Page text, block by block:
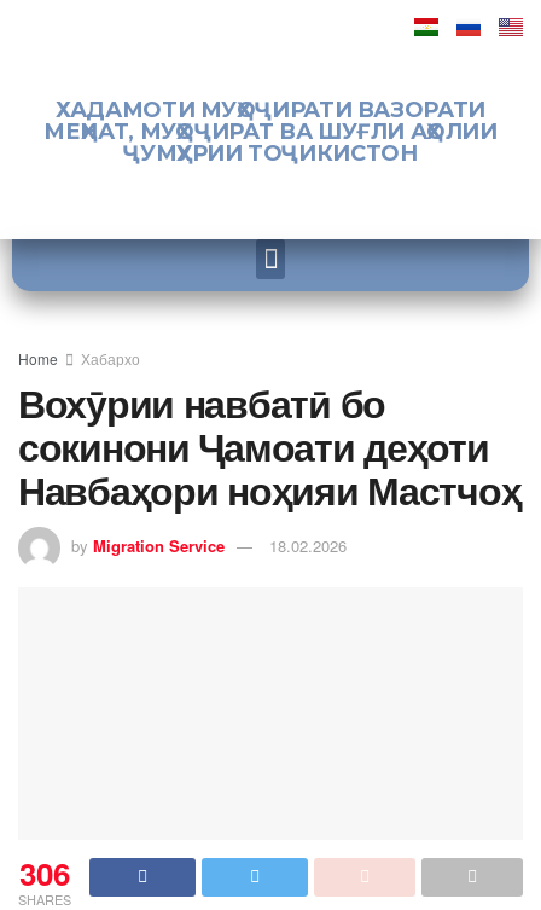
ХАДАМОТИ МУҲОҶИРАТИ ВАЗОРАТИ
МЕҲНАТ, МУҲОҶИРАТ ВА ШУҒЛИ АҲОЛИИ
ҶУМҲУРИИ ТОҶИКИСТОН
Home Хабархо
Вохӯрии навбатӣ бо
сокинони Ҷамоати деҳоти
Навбаҳори ноҳияи Мастчоҳ
by Migration Service 18.02.2026
306
SHARES